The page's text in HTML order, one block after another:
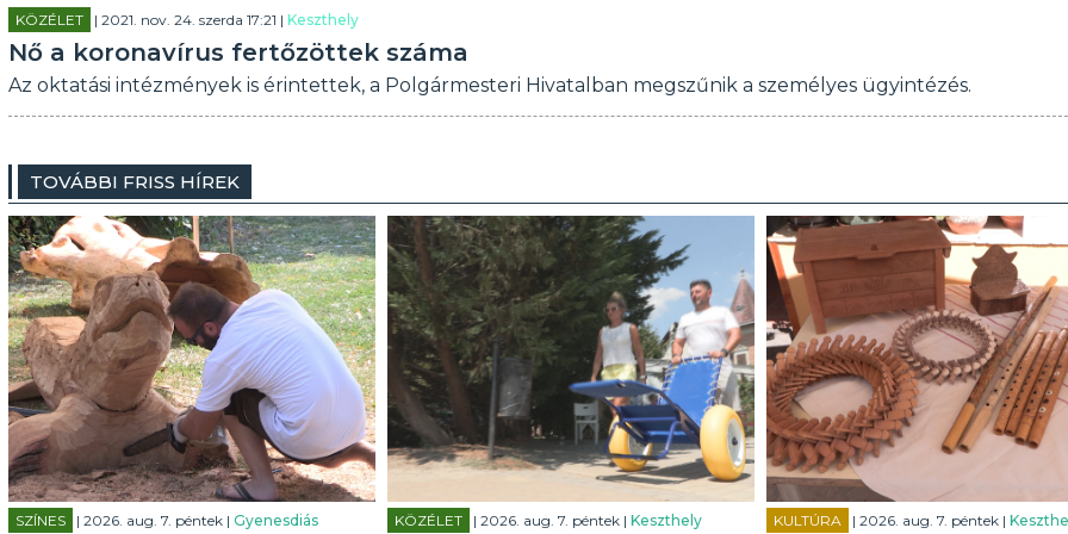
KÖZÉLET | 2021. nov. 24. szerda 17:21 | Keszthely
Nő a koronavírus fertőzöttek száma
Az oktatási intézmények is érintettek, a Polgármesteri Hivatalban megszűnik a személyes ügyintézés.
TOVÁBBI FRISS HÍREK
SZÍNES | 2026. aug. 7. péntek | Gyenesdiás KÖZÉLET | 2026. aug. 7. péntek | Keszthely KULTÚRA | 2026. aug. 7. péntek |